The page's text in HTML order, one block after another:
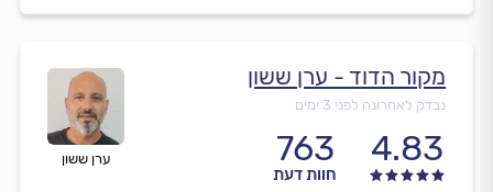
ערן ששון
מקור הדוד - ערן ששון
נבדק לאחרונה לפני 3 ימים
4.83
763
חוות דעת